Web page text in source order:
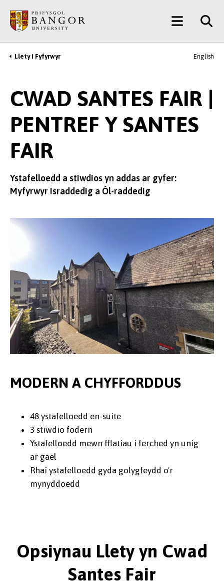
Prif
Gynnwys
Main
Menu
Breadcrumb
Llety i Fyfyrwyr English
CWAD SANTES FAIR |
PENTREF Y SANTES
FAIR
Ystafelloedd a stiwdios yn addas ar gyfer:
Myfyrwyr Israddedig a Ôl-raddedig
MODERN A CHYFFORDDUS
48 ystafelloedd en-suite
3 stiwdio fodern
Ystafelloedd mewn fflatiau i ferched yn unig
ar gael
Rhai ystafelloedd gyda golygfeydd o'r
mynyddoedd
Opsiynau Llety yn Cwad
Santes Fair